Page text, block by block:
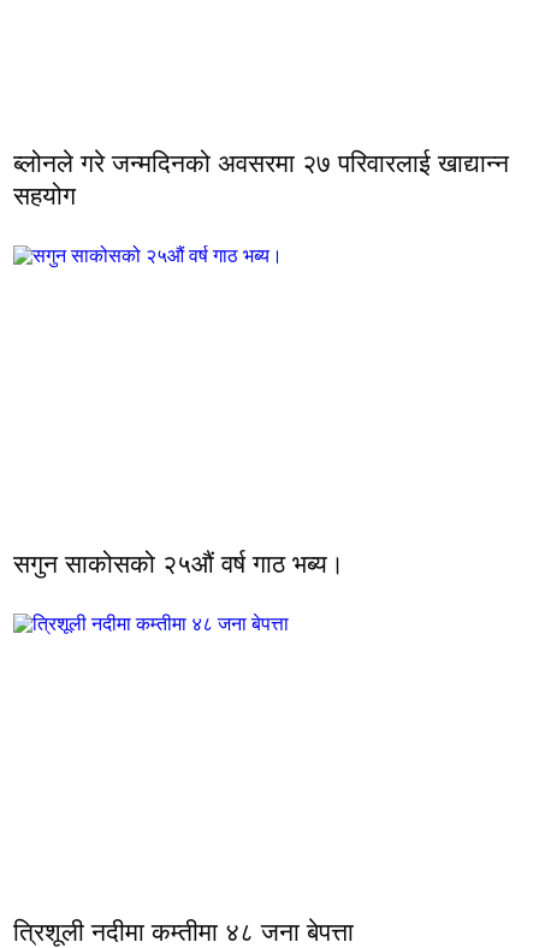
ब्लोनले गरे जन्मदिनको अवसरमा २७ परिवारलाई खाद्यान्न
सहयोग
सगुन साकोसको २५औं वर्ष गाठ भब्य।
त्रिशूली नदीमा कम्तीमा ४८ जना बेपत्ता